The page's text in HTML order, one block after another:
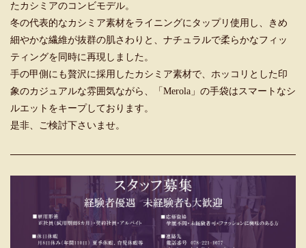
たカシミアのコンビモデル。
冬の代表的なカシミア素材をライニングにタップリ使用し、きめ
細やかな繊維が抜群の肌さわりと、ナチュラルで柔らかなフィッ
ティングを同時に再現しました。
手の甲側にも贅沢に採用したカシミア素材で、ホッコリとした印
象のカジュアルな雰囲気ながら、「Merola」の手袋はスマートなシ
ルエットをキープしております。
是非、ご検討下さいませ。